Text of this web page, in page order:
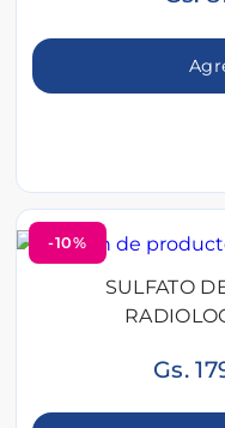
-10%
SULFATO
Gs.